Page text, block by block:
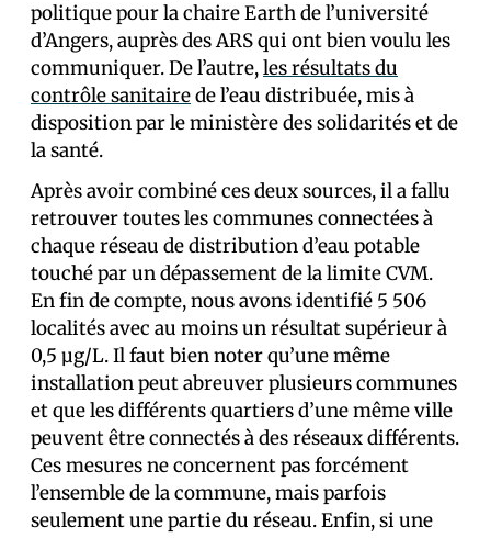
politique pour la chaire Earth de l’université
d’Angers, auprès des ARS qui ont bien voulu les
communiquer. De l’autre,les résultats du
contrôle sanitairede l’eau distribuée, mis à
disposition par le ministère des solidarités et de
la santé.
Après avoir combiné ces deux sources, il a fallu
retrouver toutes les communes connectées à
chaque réseau de distribution d’eau potable
touché par un dépassement de la limite CVM.
En fin de compte, nous avons identifié 5 506
localités avec au moins un résultat supérieur à
0,5 μg/L. Il faut bien noter qu’une même
installation peut abreuver plusieurs communes
et que les différents quartiers d’une même ville
peuvent être connectés à des réseaux différents.
Ces mesures ne concernent pas forcément
l’ensemble de la commune, mais parfois
seulement une partie du réseau. Enfin, si une